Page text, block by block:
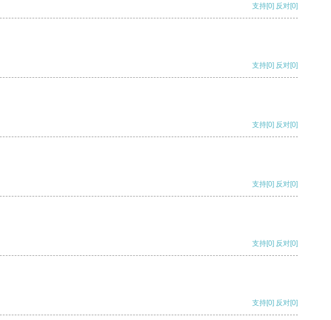
支持[0] 反对[0]
支持[0] 反对[0]
支持[0] 反对[0]
支持[0] 反对[0]
支持[0] 反对[0]
支持[0] 反对[0]